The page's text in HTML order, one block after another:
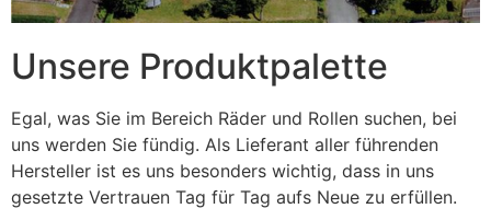
Unsere Produktpalette
Egal, was Sie im Bereich Räder und Rollen suchen, bei
uns werden Sie fündig. Als Lieferant aller führenden
Hersteller ist es uns besonders wichtig, dass in uns
gesetzte Vertrauen Tag für Tag aufs Neue zu erfüllen.